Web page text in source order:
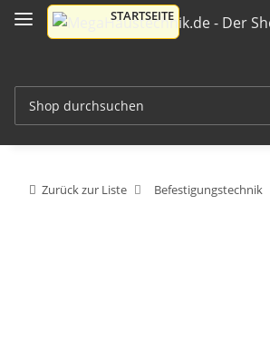
Zurück zur Liste Befestigungstechnik